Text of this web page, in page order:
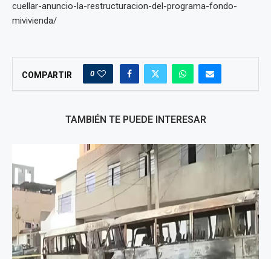
cuellar-anuncio-la-restructuracion-del-programa-fondo-
mivivienda/
COMPARTIR 0
TAMBIÉN TE PUEDE INTERESAR